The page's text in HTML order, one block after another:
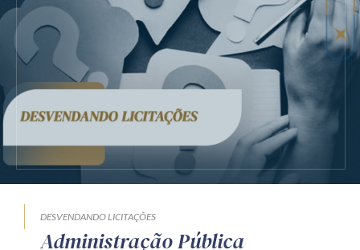
DESVENDANDO LICITAÇÕES
Administração Pública